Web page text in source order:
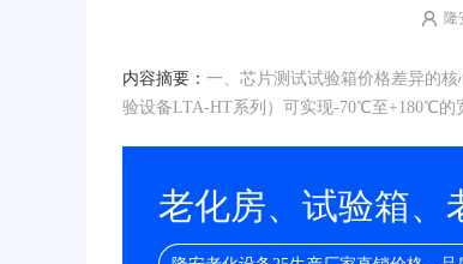
隆
内容摘要： 一、芯片测试试验箱价格差异的
验设备LTA-HT系列）可实现-70℃至+180℃的
老化房、试验箱、